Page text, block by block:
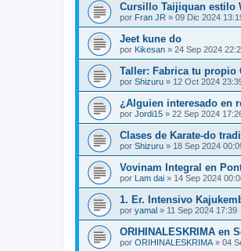
Cursillo Taijiquan estilo
por Fran JR » 09 Dic 2024
Jeet kune do
por Kikesan » 24 Sep 2024
Taller: Fabrica tu propio
por Shizuru » 12 Oct 2024
¿Alguien interesado en
por Jordi15 » 22 Sep 2024
Clases de Karate-do
por Shizuru » 18 Sep 2024
Vovinam Integral en
por Lam dai » 14 Sep 2024
1. Er. Intensivo
por yamal » 11 Sep 2024 17:39
ORIHINALESKRIMA en
por ORIHINALESKRIMA » 04